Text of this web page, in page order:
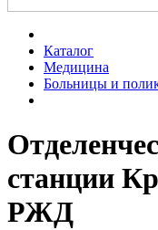
Каталог
Медицина
Больницы и
станции
РЖД